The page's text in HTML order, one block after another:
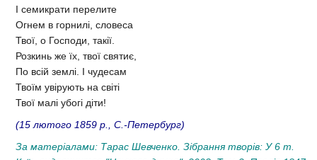
І семикрати перелите
Огнем в горнилі, словеса
Твої, о Господи, такії.
Розкинь же їх, твої святиє,
По всій землі. І чудесам
Твоїм увірують на світі
Твої малі убогі діти!
(15 лютого 1859 р., С.-Петербург)
За матеріалами: Тарас Шевченко. Зібрання творів: У 6 т.